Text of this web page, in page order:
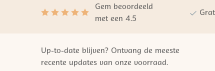
Gem beoordeeld
met een 4.5
Up-to-date blijven? Ontvang de meeste
recente updates van onze voorraad.